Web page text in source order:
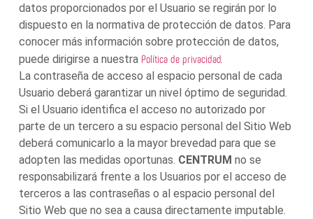
datos proporcionados por el Usuario se regirán por lo
dispuesto en la normativa de protección de datos. Para
conocer más información sobre protección de datos,
puede dirigirse a nuestra Política de privacidad.
La contraseña de acceso al espacio personal de cada
Usuario deberá garantizar un nivel óptimo de seguridad.
Si el Usuario identifica el acceso no autorizado por
parte de un tercero a su espacio personal del Sitio Web
deberá comunicarlo a la mayor brevedad para que se
adopten las medidas oportunas. CENTRUM no se
responsabilizará frente a los Usuarios por el acceso de
terceros a las contraseñas o al espacio personal del
Sitio Web que no sea a causa directamente imputable.